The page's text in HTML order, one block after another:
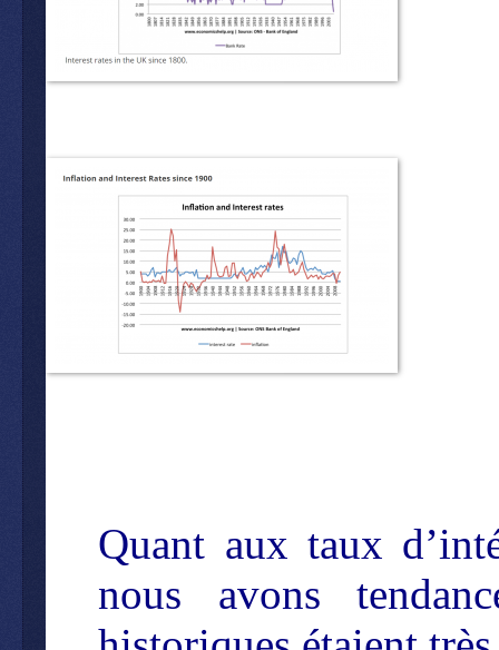
Quant aux taux
nous avons